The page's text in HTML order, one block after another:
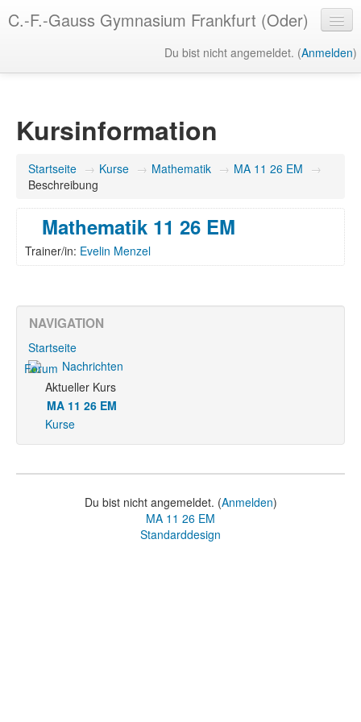
C.-F.-Gauss Gymnasium Frankfurt (Oder)
Du bist nicht angemeldet. (Anmelden)
Kursinformation
Startseite → Kurse → Mathematik → MA 11 26 EM →
Beschreibung
Mathematik 11 26 EM
Trainer/in: Evelin Menzel
NAVIGATION
Startseite
Nachrichten
Aktueller Kurs
MA 11 26 EM
Kurse
Du bist nicht angemeldet. (Anmelden)
MA 11 26 EM
Standarddesign